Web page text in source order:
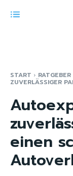
START RATGEBER
ZUVERLÄSSIGER
einen